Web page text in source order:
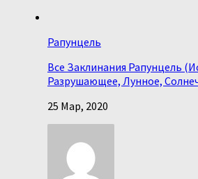
Рапунцель
Все Заклинания Рапунцель
Разрушающее, Лунное,
25 Мар, 2020